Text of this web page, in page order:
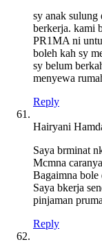
sy anak sulung
berkerja. kami
PR1MA ni
boleh kah sy
sy belum
menyewa
Reply
Hairyani
Saya brminat
Mcmna
Bagaimna bole
Saya bkerja
pinjaman
Reply